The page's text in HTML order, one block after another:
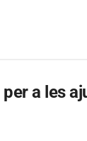
a les